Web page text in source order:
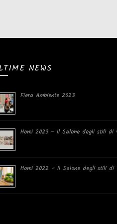
NEWS
Fiera Ambiente 2023
Homi 2023 – Il Salone degli stili di
Homi 2022 – Il Salone degli stili di